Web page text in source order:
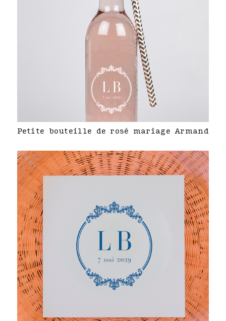
Petite bouteille de rosé mariage Armand